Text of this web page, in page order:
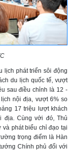
lịch phát triển sôi động
du lịch quốc tế, vượt
sau điều chỉnh là 12 -
nội địa, vượt 6% so
17 triệu lượt khách
địa. Cùng với đó, Thủ
phát biểu chỉ đạo tại
trọng điểm là Hàn
Chính phủ đối với